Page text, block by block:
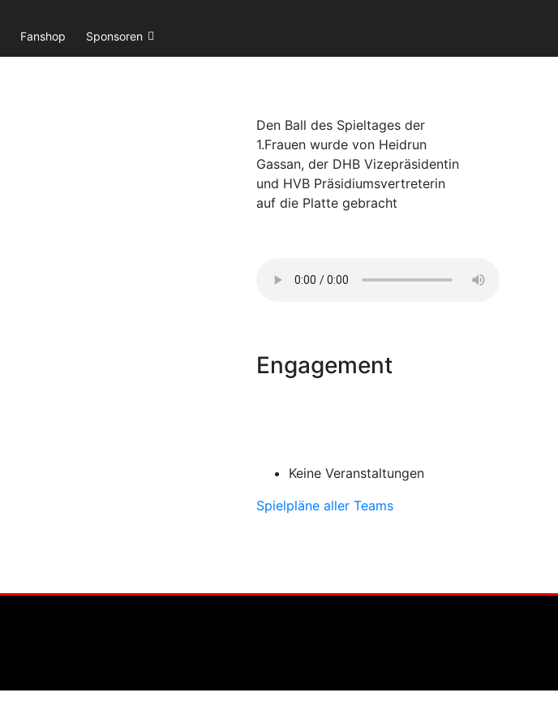
Fanshop Sponsoren
Den Ball des Spieltages der
1.Frauen wurde von Heidrun
Gassan, der DHB Vizepräsidentin
und HVB Präsidiumsvertreterin
auf die Platte gebracht
Engagement
Keine Veranstaltungen
Spielpläne aller Teams